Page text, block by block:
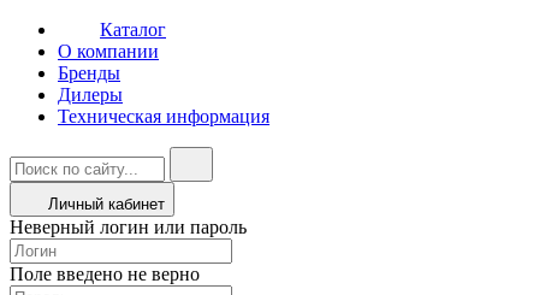
Каталог
О компании
Бренды
Дилеры
Техническая информация
Личный кабинет
Неверный логин или пароль
Поле введено не верно